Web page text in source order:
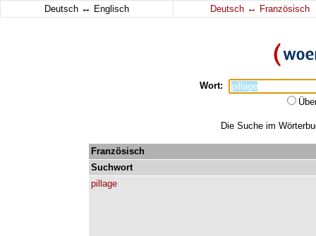
Deutsch ↔ Englisch Deutsch ↔ Französisch
Wort:
Die Suche im
Französisch
Suchwort
pillage